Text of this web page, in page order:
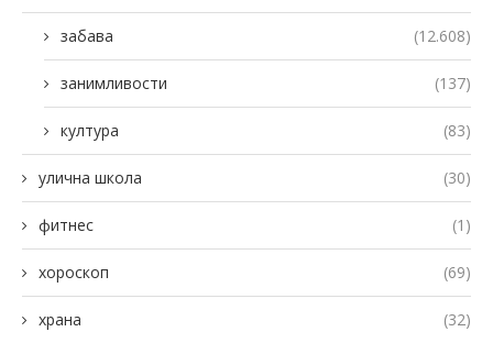
забава (12.608)
занимливости (137)
култура (83)
улична школа (30)
фитнес (1)
хороскоп (69)
храна (32)